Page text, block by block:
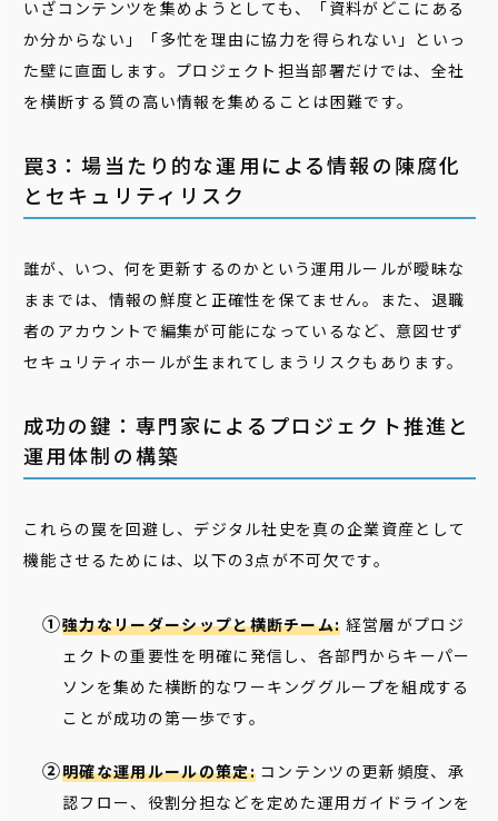
いざコンテンツを集めようとしても、「資料がどこにある
か分からない」「多忙を理由に協力を得られない」といっ
た壁に直面します。プロジェクト担当部署だけでは、全社
を横断する質の高い情報を集めることは困難です。
罠3：場当たり的な運用による情報の陳腐化
とセキュリティリスク
誰が、いつ、何を更新するのかという運用ルールが曖昧な
ままでは、情報の鮮度と正確性を保てません。また、退職
者のアカウントで編集が可能になっているなど、意図せず
セキュリティホールが生まれてしまうリスクもあります。
成功の鍵：専門家によるプロジェクト推進と
運用体制の構築
これらの罠を回避し、デジタル社史を真の企業資産として
機能させるためには、以下の3点が不可欠です。
強力なリーダーシップと横断チーム: 経営層がプロジ
ェクトの重要性を明確に発信し、各部門からキーパー
ソンを集めた横断的なワーキンググループを組成する
ことが成功の第一歩です。
明確な運用ルールの策定:コンテンツの更新頻度、承
認フロー、役割分担などを定めた運用ガイドラインを